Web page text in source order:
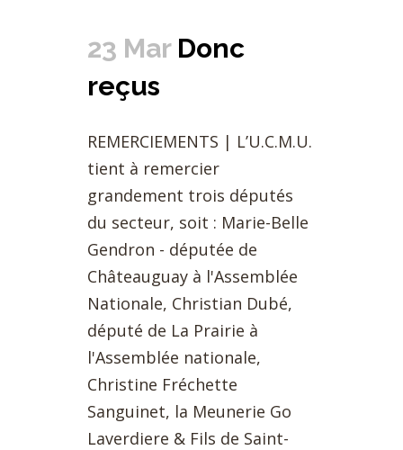
23 Mar Donc
reçus
REMERCIEMENTS | L’U.C.M.U.
tient à remercier
grandement trois députés
du secteur, soit : Marie-Belle
Gendron - députée de
Châteauguay à l'Assemblée
Nationale, Christian Dubé,
député de La Prairie à
l'Assemblée nationale,
Christine Fréchette
Sanguinet, la Meunerie Go
Laverdiere & Fils de Saint-